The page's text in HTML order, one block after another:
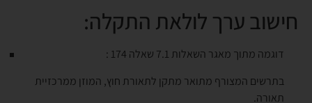
חישוב ערך לולאת התקלה:
דוגמה מתוך מאגר השאלות 7.1 שאלה 174 :
בתרשים המצורף מתואר מתקן לתאורת חוץ, המוזן ממרכזיית
תאורה.